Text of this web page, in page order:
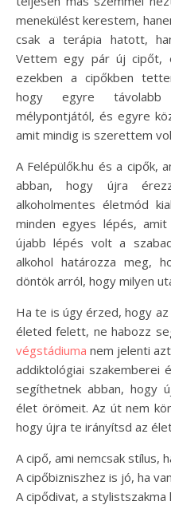
menekülést kerestem,
csak a terápia hatott,
Vettem egy pár új cipőt,
ezekben a cipőkben
hogy egyre távolabb
mélypontjától, és egyre
amit mindig is szerettem
A Felépülők.hu és a cipők,
abban, hogy újra
alkoholmentes életmód
minden egyes lépés,
újabb lépés volt a
alkohol határozza meg,
döntök arról, hogy milyen
Ha te is úgy érzed, hogy
életed felett, ne habozz
végstádiuma nem jelenti
addiktológiai szakemberei
segíthetnek abban, hogy
élet örömeit. Az út nem
hogy újra te irányítsd az
A cipő, ami nemcsak stílus,
A cipőbizniszhez is jó, ha
A cipődivat, a